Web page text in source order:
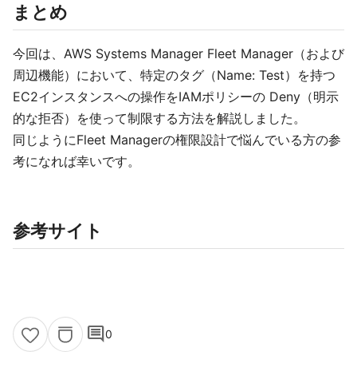
まとめ
今回は、AWS Systems Manager Fleet Manager（および
周辺機能）において、特定のタグ（Name: Test）を持つ
EC2インスタンスへの操作をIAMポリシーの Deny（明示
的な拒否）を使って制限する方法を解説しました。
同じようにFleet Managerの権限設計で悩んでいる方の参
考になれば幸いです。
参考サイト
comment0